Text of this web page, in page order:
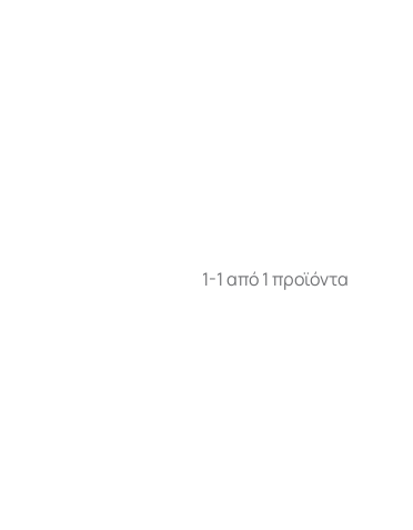
1-1 από 1 προϊόντα